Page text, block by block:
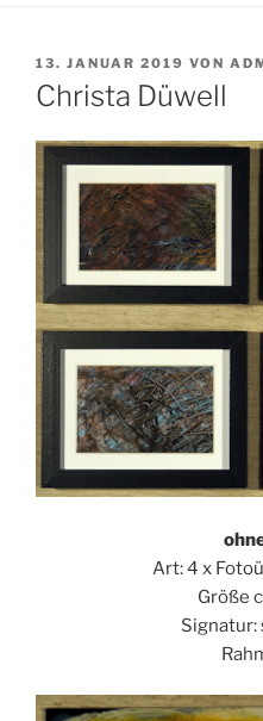
VERÖFFENTLICHT
AM
13. JANUAR 2019 VON
Christa Düwell
Art: 4 x
Größe
Signatur: